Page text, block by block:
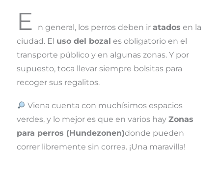
E n general, los perros deben ir atados en la
ciudad. El uso del bozal es obligatorio en el
transporte público y en algunas zonas. Y por
supuesto, toca llevar siempre bolsitas para
recoger sus regalitos.
Viena cuenta con muchísimos espacios
verdes, y lo mejor es que en varios hay Zonas
para perros (Hundezonen)donde pueden
correr libremente sin correa. ¡Una maravilla!